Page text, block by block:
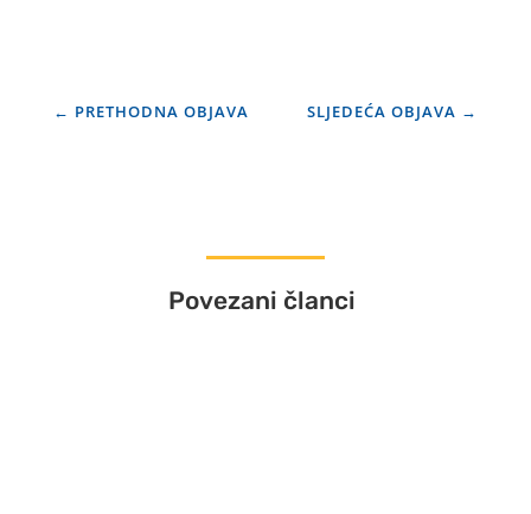
← PRETHODNA OBJAVA SLJEDEĆA OBJAVA →
Povezani članci